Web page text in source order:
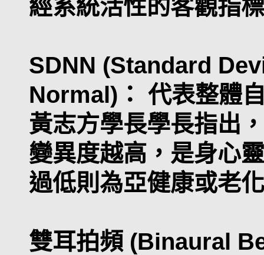
經系統活性的客觀指
SDNN (Standard
Normal)： 代表整體
黃志方學長學長指出
變異度越高，是身心
過低則為亞健康或老
雙耳拍頻 (Binaural